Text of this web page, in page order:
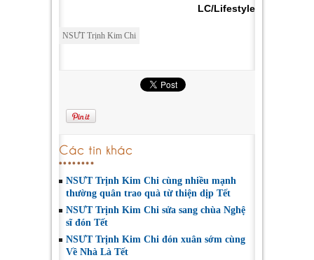
LC/Lifestyle
NSƯT Trịnh Kim Chi
Các tin khác
NSƯT Trịnh Kim Chi cùng nhiều mạnh
thường quân trao quà từ thiện dịp Tết
NSƯT Trịnh Kim Chi sửa sang chùa Nghệ
sĩ đón Tết
NSƯT Trịnh Kim Chi đón xuân sớm cùng
Về Nhà Là Tết